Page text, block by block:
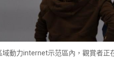
動力internet示范區內，觀賞者正